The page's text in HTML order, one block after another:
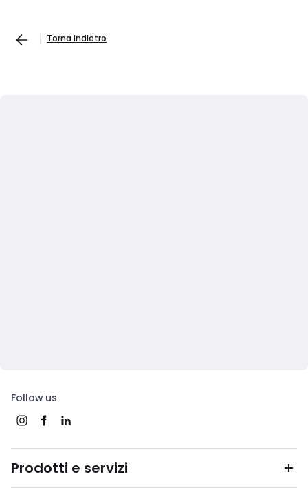
Torna indietro
Follow us
Prodotti e servizi